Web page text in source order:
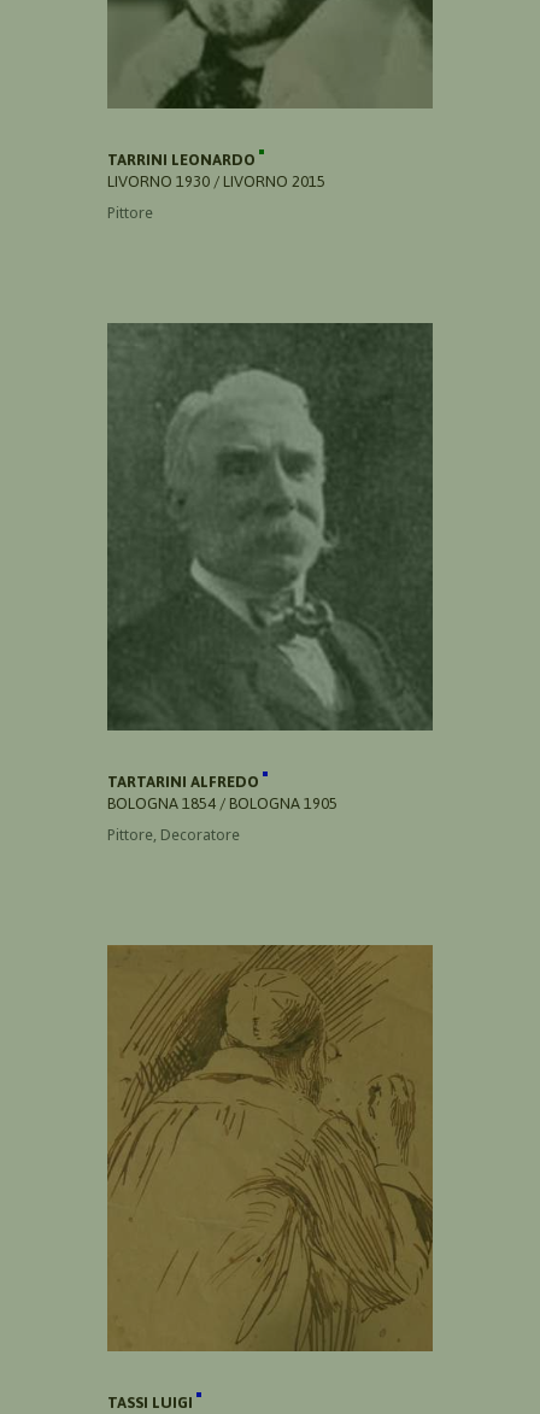
TARRINI LEONARDO
LIVORNO 1930 / LIVORNO 2015
Pittore
TARTARINI ALFREDO
BOLOGNA 1854 / BOLOGNA 1905
Pittore, Decoratore
TASSI LUIGI